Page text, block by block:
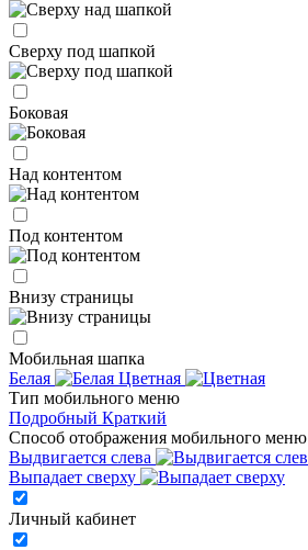
Сверху под шапкой
Боковая
Над контентом
Под контентом
Внизу страницы
Мобильная шапка
Белая
Цветная
Тип мобильного меню
Подробный Краткий
Способ отображения мобильного меню
Выдвигается слева
Выпадает сверху
Личный кабинет